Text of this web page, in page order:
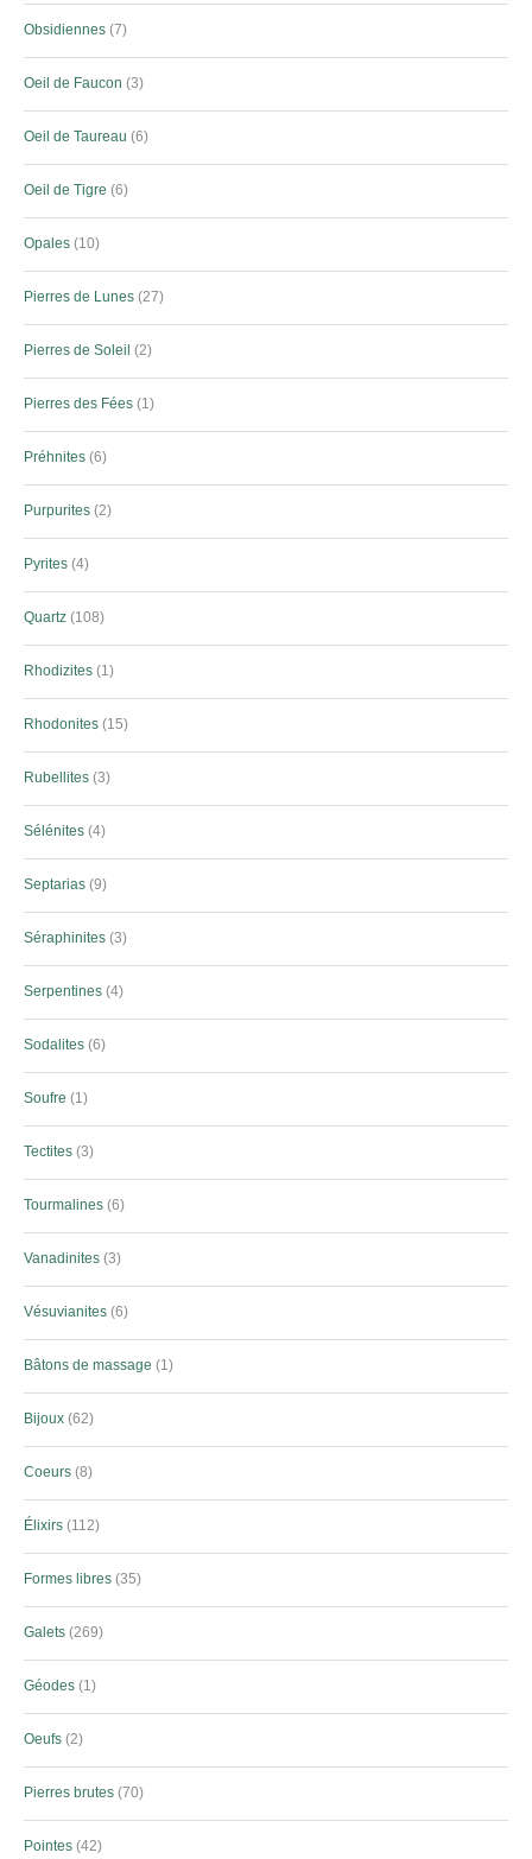
Obsidiennes 7
Oeil de Faucon 3
Oeil de Taureau 6
Oeil de Tigre 6
Opales 10
Pierres de Lunes 27
Pierres de Soleil 2
Pierres des Fées 1
Préhnites 6
Purpurites 2
Pyrites 4
Quartz 108
Rhodizites 1
Rhodonites 15
Rubellites 3
Sélénites 4
Septarias 9
Séraphinites 3
Serpentines 4
Sodalites 6
Soufre 1
Tectites 3
Tourmalines 6
Vanadinites 3
Vésuvianites 6
Bâtons de massage 1
Bijoux 62
Coeurs 8
Élixirs 112
Formes libres 35
Galets 269
Géodes 1
Oeufs 2
Pierres brutes 70
Pointes 42